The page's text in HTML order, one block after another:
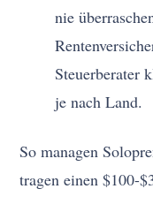
nie
Steuerberater
je nach Land.
So managen
tragen einen $100-